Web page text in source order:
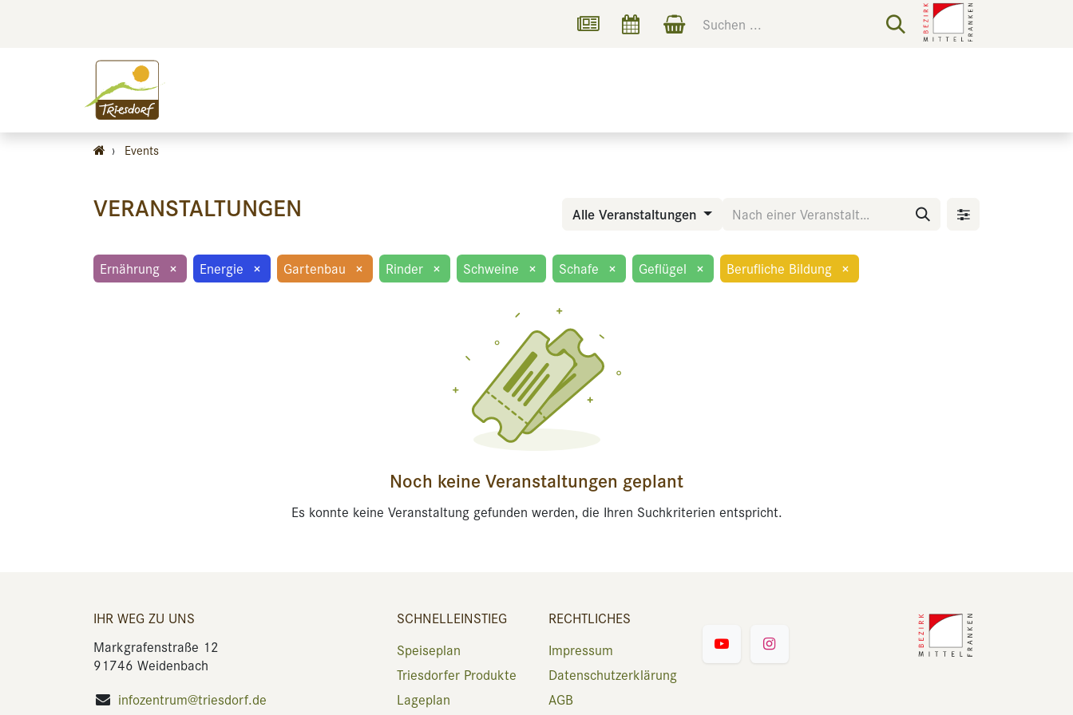
› Events
VERANSTALTUNGEN Alle Veranstaltungen
Ernährung × Energie × Gartenbau × Rinder × Schweine × Schafe × Geflügel × Berufliche Bildung ×
Noch keine Veranstaltungen geplant
Es konnte keine Veranstaltung gefunden werden, die Ihren Suchkriterien entspricht.
IHR WEG ZU UNS
Markgrafenstraße 12
91746 Weidenbach
infozentrum@triesdorf.de
SCHNELLEINSTIEG
Speiseplan
Triesdorfer Produkte
Lageplan
RECHTLICHES
Impressum
Datenschutzerklärung
AGB